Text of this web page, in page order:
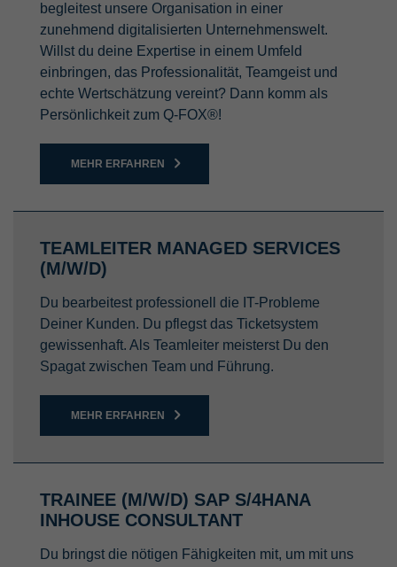
begleitest unsere Organisation in einer
zunehmend digitalisierten Unternehmenswelt.
Willst du deine Expertise in einem Umfeld
einbringen, das Professionalität, Teamgeist und
echte Wertschätzung vereint? Dann komm als
Persönlichkeit zum Q-FOX®!
MEHR ERFAHREN
TEAMLEITER MANAGED SERVICES
(M/W/D)
Du bearbeitest professionell die IT-Probleme
Deiner Kunden. Du pflegst das Ticketsystem
gewissenhaft. Als Teamleiter meisterst Du den
Spagat zwischen Team und Führung.
MEHR ERFAHREN
TRAINEE (M/W/D) SAP S/4HANA
INHOUSE CONSULTANT
Du bringst die nötigen Fähigkeiten mit, um mit uns